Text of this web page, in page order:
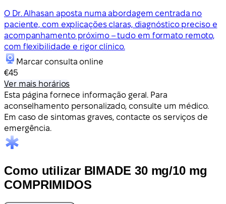
O Dr. Alhasan aposta numa abordagem centrada no
paciente, com explicações claras, diagnóstico preciso e
acompanhamento próximo – tudo em formato remoto,
com flexibilidade e rigor clínico.
Marcar consulta online
€45
Ver mais horários
Esta página fornece informação geral. Para
aconselhamento personalizado, consulte um médico.
Em caso de sintomas graves, contacte os serviços de
emergência.
Como utilizar BIMADE 30 mg/10 mg
COMPRIMIDOS